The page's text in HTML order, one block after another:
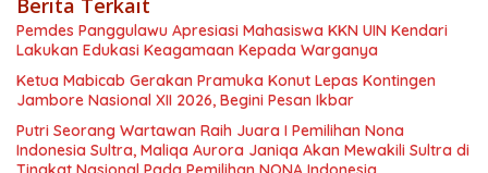
Berita Terkait
Pemdes Panggulawu Apresiasi Mahasiswa KKN UIN Kendari
Lakukan Edukasi Keagamaan Kepada Warganya
Ketua Mabicab Gerakan Pramuka Konut Lepas Kontingen
Jambore Nasional XII 2026, Begini Pesan Ikbar
Putri Seorang Wartawan ‎Raih Juara I Pemilihan Nona
Indonesia Sultra, Maliqa Aurora Janiqa Akan Mewakili Sultra di